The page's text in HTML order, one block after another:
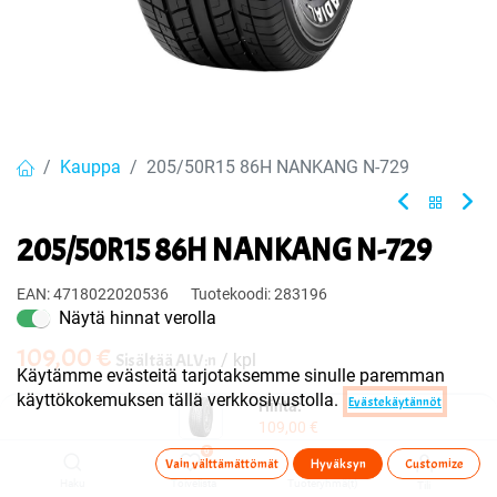
Hinta:
109,00 €
0
Toivelista Tuoteryhmä(t)
Kauppa 205/50R15 86H NANKANG N-729
205/50R15 86H NANKANG N-729
EAN:4718022020536 Tuotekoodi:283196
Näytä hinnat verolla
109,00€ Sisältää ALV:n / kpl
Toimittajilla (kotimaa):
Saatavilla
3 arkipäivää
Käytämme evästeitä tarjotaksemme sinulle paremman
käyttökokemuksen tällä verkkosivustolla.
Evästekäytännöt
Vain välttämättömät Hyväksyn Customize